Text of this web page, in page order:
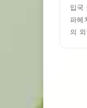
입국
파헤
의